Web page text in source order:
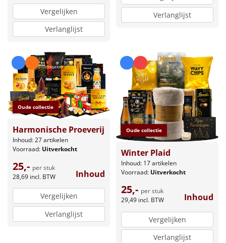
Vergelijken
Verlanglijst
Verlanglijst
Oude collectie
Harmonische Proeverij
Inhoud: 27 artikelen
Voorraad: Uitverkocht
25,- per stuk
28,69 incl. BTW Inhoud
Vergelijken
Verlanglijst
Oude collectie
Winter Plaid
Inhoud: 17 artikelen
Voorraad: Uitverkocht
25,- per stuk
29,49 incl. BTW Inhoud
Vergelijken
Verlanglijst